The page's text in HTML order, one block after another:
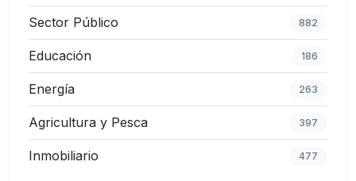
Sector Público 882
Educación 186
Energía 263
Agricultura y Pesca 397
Inmobiliario 477